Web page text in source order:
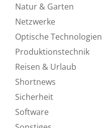
Natur & Garten
Netzwerke
Optische Technologien
Produktionstechnik
Reisen & Urlaub
Shortnews
Sicherheit
Software